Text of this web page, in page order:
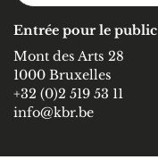
Entrée pour le public
Mont des Arts 28
1000 Bruxelles
+32 (0)2 519 53 11
info@kbr.be